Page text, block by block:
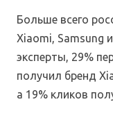
Больше всего
Xiaomi, Samsung
эксперты, 29%
получил бренд
а 19% кликов